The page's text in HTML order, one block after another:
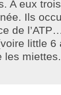
A eux
Ils
de
little 6
les